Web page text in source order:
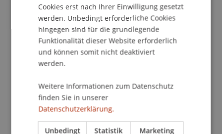
Kommunikation und Marketing
Erfahre in unserem Webinar alles Wissenswerte
über den Bachelorstudiengang
Betriebswirtschaftslehre und erhalte Antworten
auf deine Fragen im Chat.
Registriere dich bitte auf dieser Seite:
Zur Anmeldung
Nach der Registrierung erhältst Du eine
Cookies erst nach Ihrer Einwilligung gesetzt
werden. Unbedingt erforderliche Cookies
hingegen sind für die grundlegende
Funktionalität dieser Website erforderlich
und können somit nicht deaktiviert
werden.
Weitere Informationen zum Datenschutz
finden Sie in unserer
Datenschutzerklärung.
Unbedingt Statistik Marketing